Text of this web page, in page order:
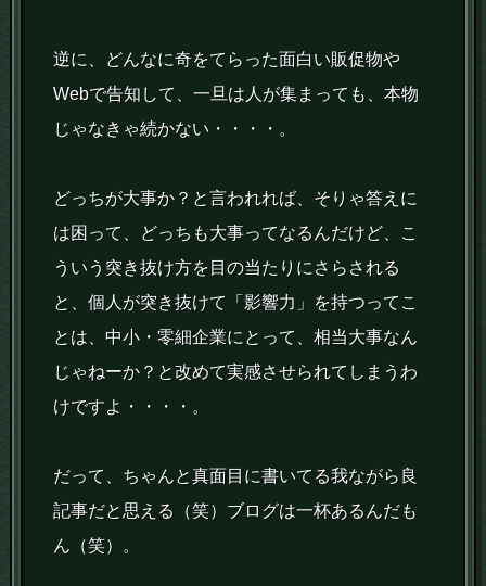
逆に、どんなに奇をてらった面白い販促物や
Webで告知して、一旦は人が集まっても、本物
じゃなきゃ続かない・・・・。
どっちが大事か？と言われれば、そりゃ答えに
は困って、どっちも大事ってなるんだけど、こ
ういう突き抜け方を目の当たりにさらされる
と、個人が突き抜けて「影響力」を持つってこ
とは、中小・零細企業にとって、相当大事なん
じゃねーか？と改めて実感させられてしまうわ
けですよ・・・・。
だって、ちゃんと真面目に書いてる我ながら良
記事だと思える（笑）ブログは一杯あるんだも
ん（笑）。